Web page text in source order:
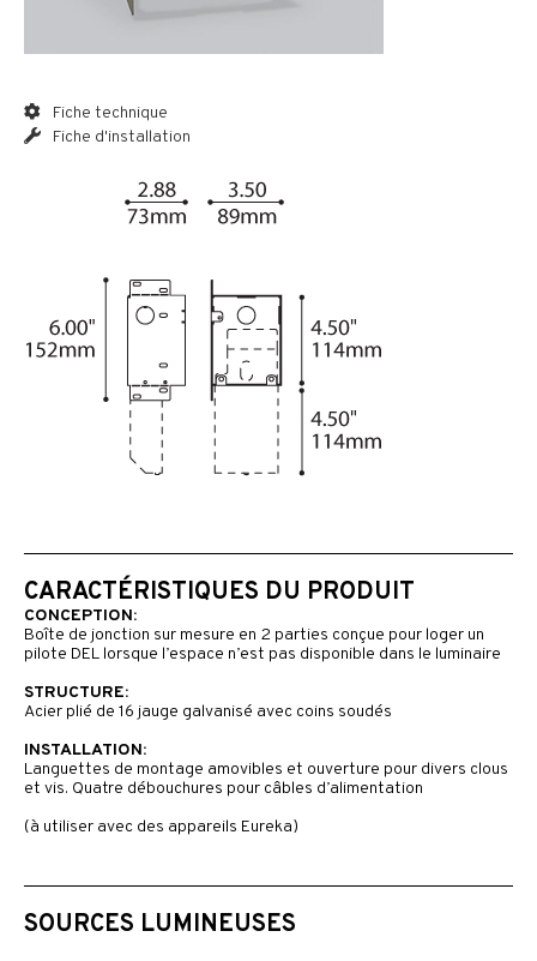
Fiche technique
Fiche d'installation
CARACTÉRISTIQUES DU PRODUIT
CONCEPTION:
Boîte de jonction sur mesure en 2 parties conçue pour loger un
pilote DEL lorsque l’espace n’est pas disponible dans le luminaire
STRUCTURE:
Acier plié de 16 jauge galvanisé avec coins soudés
INSTALLATION:
Languettes de montage amovibles et ouverture pour divers clous
et vis. Quatre débouchures pour câbles d’alimentation
(à utiliser avec des appareils Eureka)
SOURCES LUMINEUSES